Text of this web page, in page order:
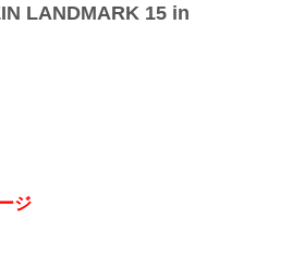
LANDMARK 15 in
ジ